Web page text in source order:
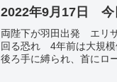
2022年9月17日 今
両陛下が羽田出発 エリ
回る恐れ 4年前は大規模
後ろ手に縛られ、首にロ